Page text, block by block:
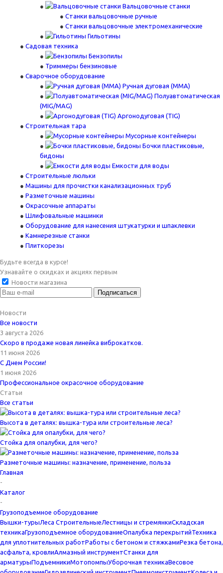
Вальцовочные станки
Станки вальцовочные ручные
Станки вальцовочные электромеханические
Гильотины
Садовая техника
Бензопилы
Триммеры бензиновые
Сварочное оборудование
Ручная дуговая (MMA)
Полуавтоматическая
(MIG/MAG)
Аргонодуговая (TIG)
Строительная тара
Мусорные контейнеры
Бочки пластиковые,
бидоны
Емкости для воды
Строительные люльки
Машины для прочистки канализационных труб
Разметочные машины
Окрасочные аппараты
Шлифовальные машинки
Оборудование для нанесения штукатурки и шпаклевки
Камнерезные станки
Плиткорезы
Будьте всегда в курсе!
Узнавайте о скидках и акциях первым
Новости магазина
Новости
Все новости
3 августа 2026
Скоро в продаже новая линейка виброкатков.
11 июня 2026
С Днем России!
1 июня 2026
Профессиональное окрасочное оборудование
Статьи
Все статьи
Высота в деталях: вышка-тура или строительные леса?
Стойка для опалубки, для чего?
Разметочные машины: назначение, применение, польза
Главная
-
Каталог
-
Грузоподъемное оборудование
Вышки-турыЛеса СтроительныеЛестницы и стремянкиСкладская
техникаГрузоподъемное оборудованиеОпалубка перекрытийТехника
для уплотнительных работРаботы с бетоном и стяжкамиРезка бетона,
асфальта, кровлиАлмазный инструментСтанки для
арматурыПодъемникиМотопомпыУборочная техникаВесовое